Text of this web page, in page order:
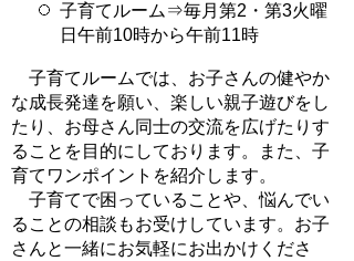
子育てルーム⇒毎月第2・第3火曜
日午前10時から午前11時
子育てルームでは、お子さんの健やか
な成長発達を願い、楽しい親子遊びをし
たり、お母さん同士の交流を広げたりす
ることを目的にしております。また、子
育てワンポイントを紹介します。
子育てで困っていることや、悩んでい
ることの相談もお受けしています。お子
さんと一緒にお気軽にお出かけくださ